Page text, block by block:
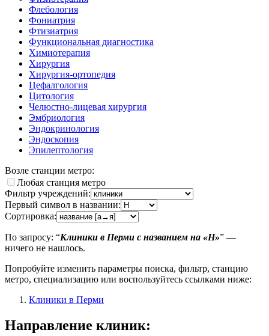
Флебология
Фониатрия
Фтизиатрия
Функциональная диагностика
Химиотерапия
Хирургия
Хирургия-ортопедия
Цефалгология
Цитология
Челюстно-лицевая хирургия
Эмбриология
Эндокринология
Эндоскопия
Эпилептология
Возле станции метро:
Любая станция метро
Фильтр учреждений:
Первый символ в названии:
Сортировка:
По запросу: “Клиники в Перми с названием на «H»” —
ничего не нашлось.
Попробуйте изменить параметры поиска, фильтр, станцию
метро, специализацию или воспользуйтесь ссылками ниже:
Клиники в Перми
Направление клиник: